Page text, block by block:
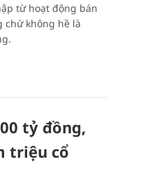
từ hoạt động bán
chứ không hề là
tỷ đồng,
triệu cổ